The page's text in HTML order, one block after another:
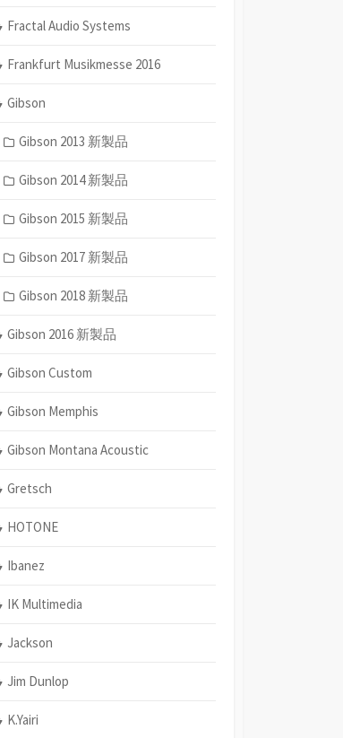
Fractal Audio Systems
Frankfurt Musikmesse 2016
Gibson
Gibson 2013 新製品
Gibson 2014 新製品
Gibson 2015 新製品
Gibson 2017 新製品
Gibson 2018 新製品
Gibson 2016 新製品
Gibson Custom
Gibson Memphis
Gibson Montana Acoustic
Gretsch
HOTONE
Ibanez
IK Multimedia
Jackson
Jim Dunlop
K.Yairi